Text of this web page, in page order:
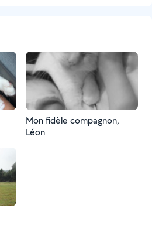
Mon fidèle compagnon,
Léon